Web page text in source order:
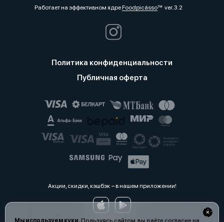
Мы используем куки.Пользуясь сайтом, вы даёте согласие на
Работает на эффективном ядреFoodpicássover. 3.2
Политика конфиденциальности
Публичная оферта
Акции, скидки, кэшбэк − в нашем приложении!